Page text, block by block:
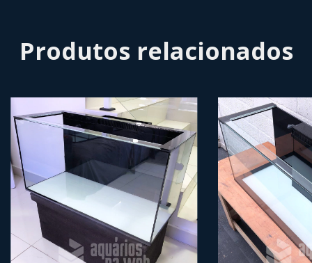
Produtos relacionados